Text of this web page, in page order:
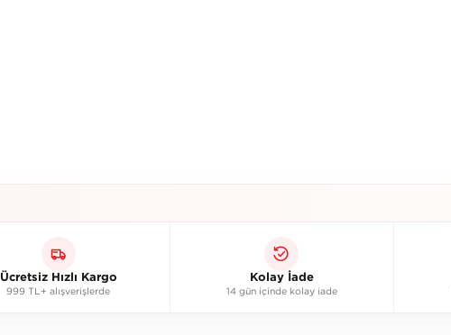
Ücretsiz Hızlı Kargo
999 TL+ alışverişlerde
Kolay İade
14 gün içinde kolay iade